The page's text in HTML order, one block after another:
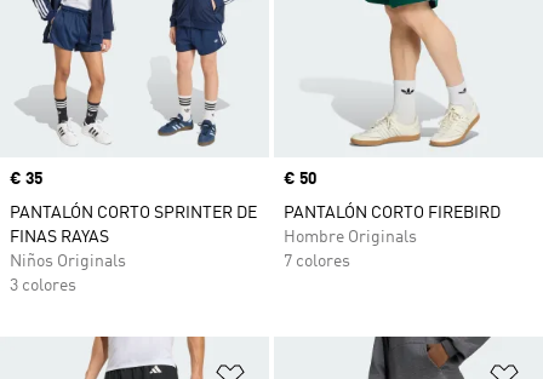
Precio
€ 35
PANTALÓN CORTO SPRINTER DE
FINAS RAYAS
Niños Originals
3 colores
Precio
€ 50
PANTALÓN CORTO FIREBIRD
Hombre Originals
7 colores
Añadir a la lista de deseos